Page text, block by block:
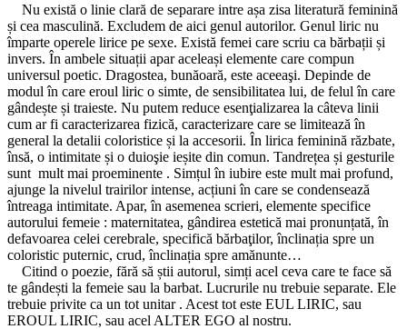
Nu există o linie clară de separare intre așa zisa literatură feminină
și cea masculină. Excludem de aici genul autorilor. Genul liric nu
împarte operele lirice pe sexe. Există femei care scriu ca bărbații și
invers. În ambele situații apar aceleași elemente care compun
universul poetic. Dragostea, bunăoară, este aceeaşi. Depinde de
modul în care eroul liric o simte, de sensibilitatea lui, de felul în care
gândește și traieste. Nu putem reduce esenţializarea la câteva linii
cum ar fi caracterizarea fizică, caracterizare care se limitează în
general la detalii coloristice și la accesorii. În lirica feminină răzbate,
însă, o intimitate și o duioşie ieșite din comun. Tandrețea și gesturile
sunt mult mai proeminente . Simțul în iubire este mult mai profund,
ajunge la nivelul trairilor intense, acțiuni în care se condensează
întreaga intimitate. Apar, în asemenea scrieri, elemente specifice
autorului femeie : maternitatea, gândirea estetică mai pronunțată, în
defavoarea celei cerebrale, specifică bărbaţilor, înclinația spre un
coloristic puternic, crud, înclinația spre amănunte…
Citind o poezie, fără să știi autorul, simți acel ceva care te face să
te gândești la femeie sau la barbat. Lucrurile nu trebuie separate. Ele
trebuie privite ca un tot unitar . Acest tot este EUL LIRIC, sau
EROUL LIRIC, sau acel ALTER EGO al nostru.